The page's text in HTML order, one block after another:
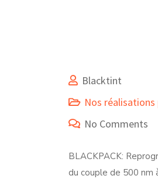
Blacktint
Nos
No Comments
BLACKPACK:
du couple de 500 nm